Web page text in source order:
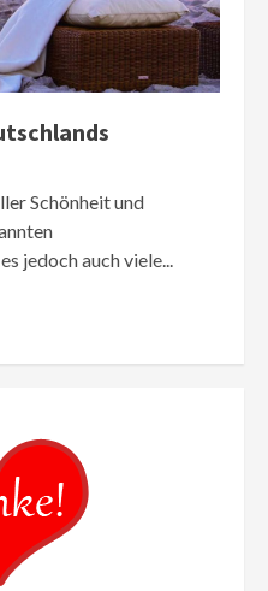
Schönheit und
jedoch auch viele...